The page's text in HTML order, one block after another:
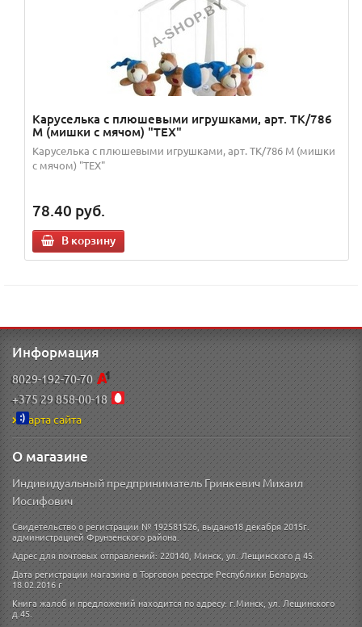
Каруселька с плюшевыми игрушками, арт. TK/786
М (мишки с мячом) "TEX"
Каруселька с плюшевыми игрушками, арт. TK/786 М (мишки
с мячом) "TEX"
78.40 руб.
В корзину
Информация
8029-192-70-70
+375 29 858-00-18
Карта сайта
О магазине
Индивидуальный предприниматель Гринкевич Михаил
Иосифович
Свидетельство о регистрации № 192581526, выдано18 декабря 2015г.
администрацией Фрунзенского района.
Адрес для почтовых отправлений: 220140, Минск, ул. Лещинского д 45.
Дата регистрации магазина в Торговом реестре Республики Беларусь
18.02.2016 г
Книга жалоб и предложений находится по адресу: г.Минск, ул. Лещинского
д.45.